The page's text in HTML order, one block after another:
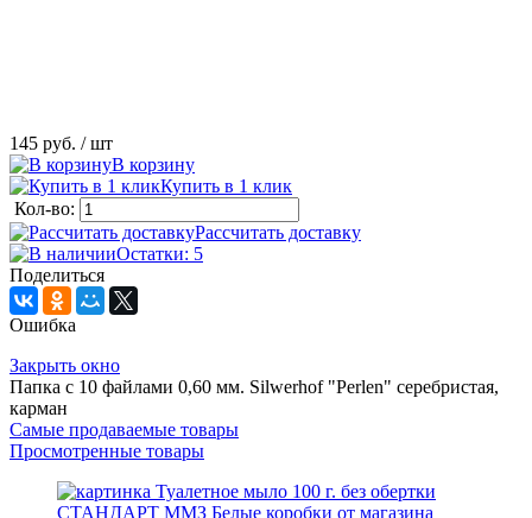
145 руб. / шт
В корзину
Купить в 1 клик
Кол-во:
Рассчитать доставку
Остатки: 5
Поделиться
Ошибка
Закрыть окно
Папка с 10 файлами 0,60 мм. Silwerhof "Perlen" серебристая,
карман
Самые продаваемые товары
Просмотренные товары